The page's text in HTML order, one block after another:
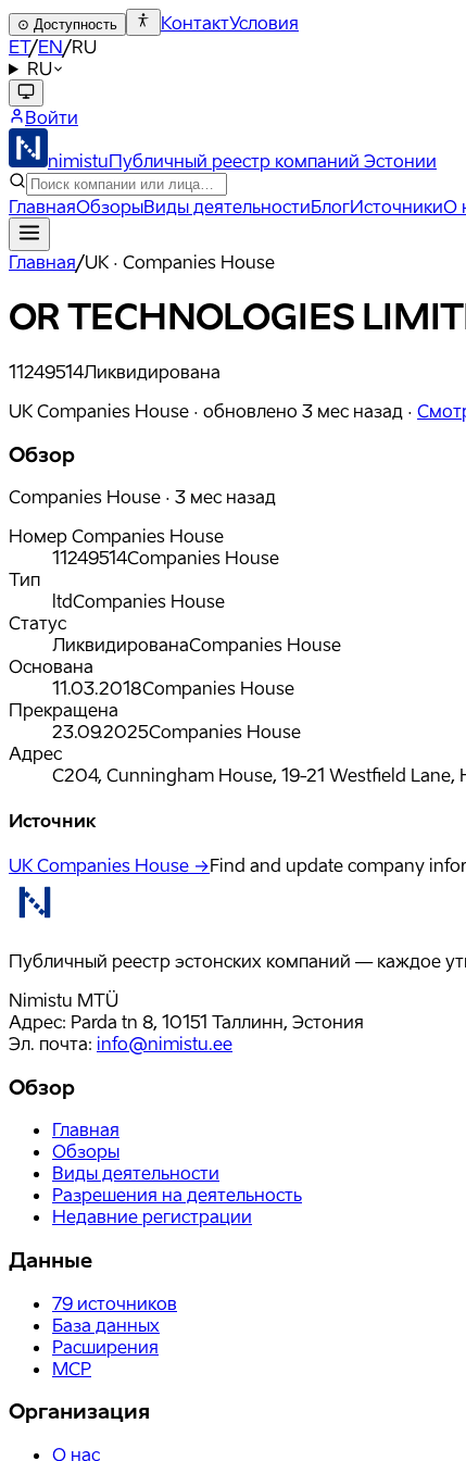
⊙ Доступность КонтактУсловия
ET/EN/RU
RU
Войти
nimistuПубличный реестр компаний Эстонии
ГлавнаяОбзорыВиды деятельностиБлогИсточникиО
Главная/UK · Companies House
OR TECHNOLOGIES
11249514Ликвидирована
UK Companies House · обновлено 3 мес назад ·
Обзор
Companies House · 3 мес назад
Номер Companies House
11249514Companies House
Тип
ltdCompanies House
Статус
ЛиквидированаCompanies House
Основана
11.03.2018Companies House
Прекращена
23.09.2025Companies House
Адрес
C204, Cunningham House, 19-21 Westfield Lane,
Источник
UK Companies House →Find and update company
Публичный реестр эстонских компаний — каждое
Nimistu MTÜ
Адрес: Parda tn 8, 10151 Таллинн, Эстония
Эл. почта: info@nimistu.ee
Обзор
Главная
Обзоры
Виды деятельности
Разрешения на деятельность
Недавние регистрации
Данные
79 источников
База данных
Расширения
MCP
Организация
О нас